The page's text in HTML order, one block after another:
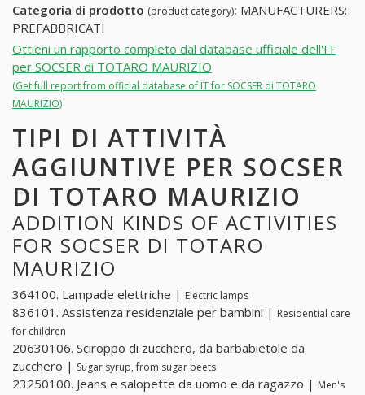
Categoria di prodotto (product category): MANUFACTURERS:
PREFABBRICATI
Ottieni un rapporto completo dal database ufficiale dell'IT
per SOCSER di TOTARO MAURIZIO
(Get full report from official database of IT for SOCSER di TOTARO
MAURIZIO)
TIPI DI ATTIVITÀ
AGGIUNTIVE PER SOCSER
DI TOTARO MAURIZIO
ADDITION KINDS OF ACTIVITIES
FOR SOCSER DI TOTARO
MAURIZIO
364100. Lampade elettriche | Electric lamps
836101. Assistenza residenziale per bambini | Residential care
for children
20630106. Sciroppo di zucchero, da barbabietole da
zucchero | Sugar syrup, from sugar beets
23250100. Jeans e salopette da uomo e da ragazzo | Men's